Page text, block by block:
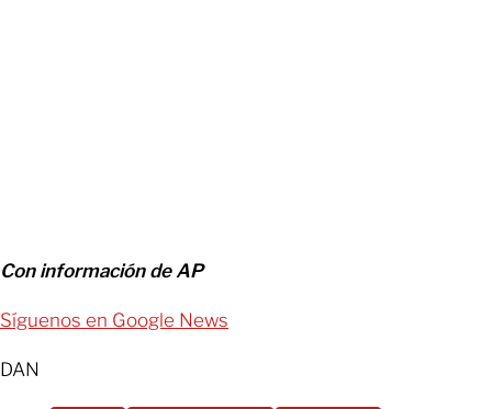
Con información de AP
Síguenos en Google News
DAN